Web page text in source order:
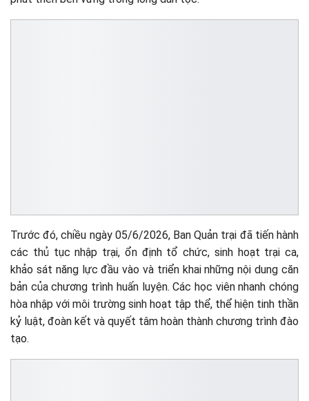
Trước đó, chiều ngày 05/6/2026, Ban Quản trại đã tiến hành
các thủ tục nhập trại, ổn định tổ chức, sinh hoạt trại ca,
khảo sát năng lực đầu vào và triển khai những nội dung căn
bản của chương trình huấn luyện. Các học viên nhanh chóng
hòa nhập với môi trường sinh hoạt tập thể, thể hiện tinh thần
kỷ luật, đoàn kết và quyết tâm hoàn thành chương trình đào
tạo.